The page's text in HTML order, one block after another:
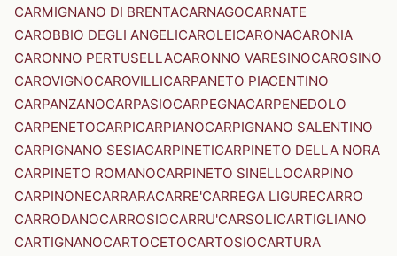
CARMIGNANO DI BRENTACARNAGOCARNATE
CAROBBIO DEGLI ANGELICAROLEICARONACARONIA
CARONNO PERTUSELLACARONNO VARESINOCAROSINO
CAROVIGNOCAROVILLICARPANETO PIACENTINO
CARPANZANOCARPASIOCARPEGNACARPENEDOLO
CARPENETOCARPICARPIANOCARPIGNANO SALENTINO
CARPIGNANO SESIACARPINETICARPINETO DELLA NORA
CARPINETO ROMANOCARPINETO SINELLOCARPINO
CARPINONECARRARACARRE'CARREGA LIGURECARRO
CARRODANOCARROSIOCARRU'CARSOLICARTIGLIANO
CARTIGNANOCARTOCETOCARTOSIOCARTURA